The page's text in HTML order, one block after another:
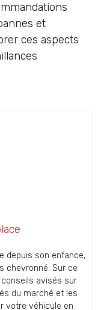
et
ces aspects
depuis son enfance,
chevronné. Sur ce
avisés sur
du marché et les
votre véhicule en